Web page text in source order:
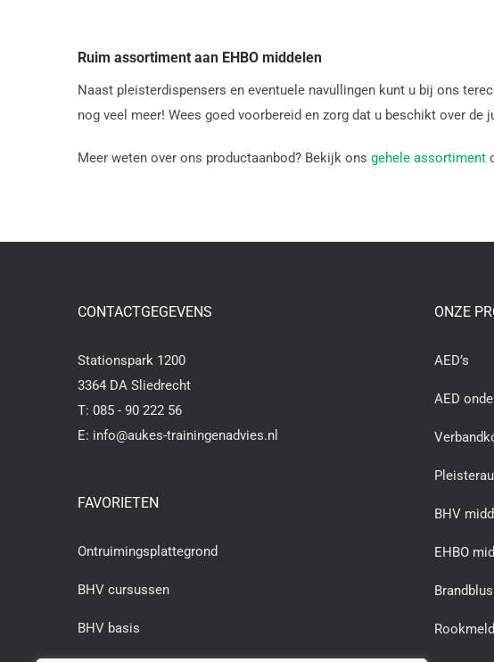
Ruim assortiment aan EHBO middelen
Naast pleisterdispensers en eventuele navullingen kunt u bij ons
nog veel meer! Wees goed voorbereid en zorg dat u beschikt over
Meer weten over ons productaanbod? Bekijk ons gehele assortiment
CONTACTGEGEVENS
Stationspark 1200
3364 DA Sliedrecht
T: 085 - 90 222 56
E: info@aukes-trainingenadvies.nl
FAVORIETEN
Ontruimingsplattegrond
BHV cursussen
BHV basis
ONZE
AED’s
AED
BHV
EHBO